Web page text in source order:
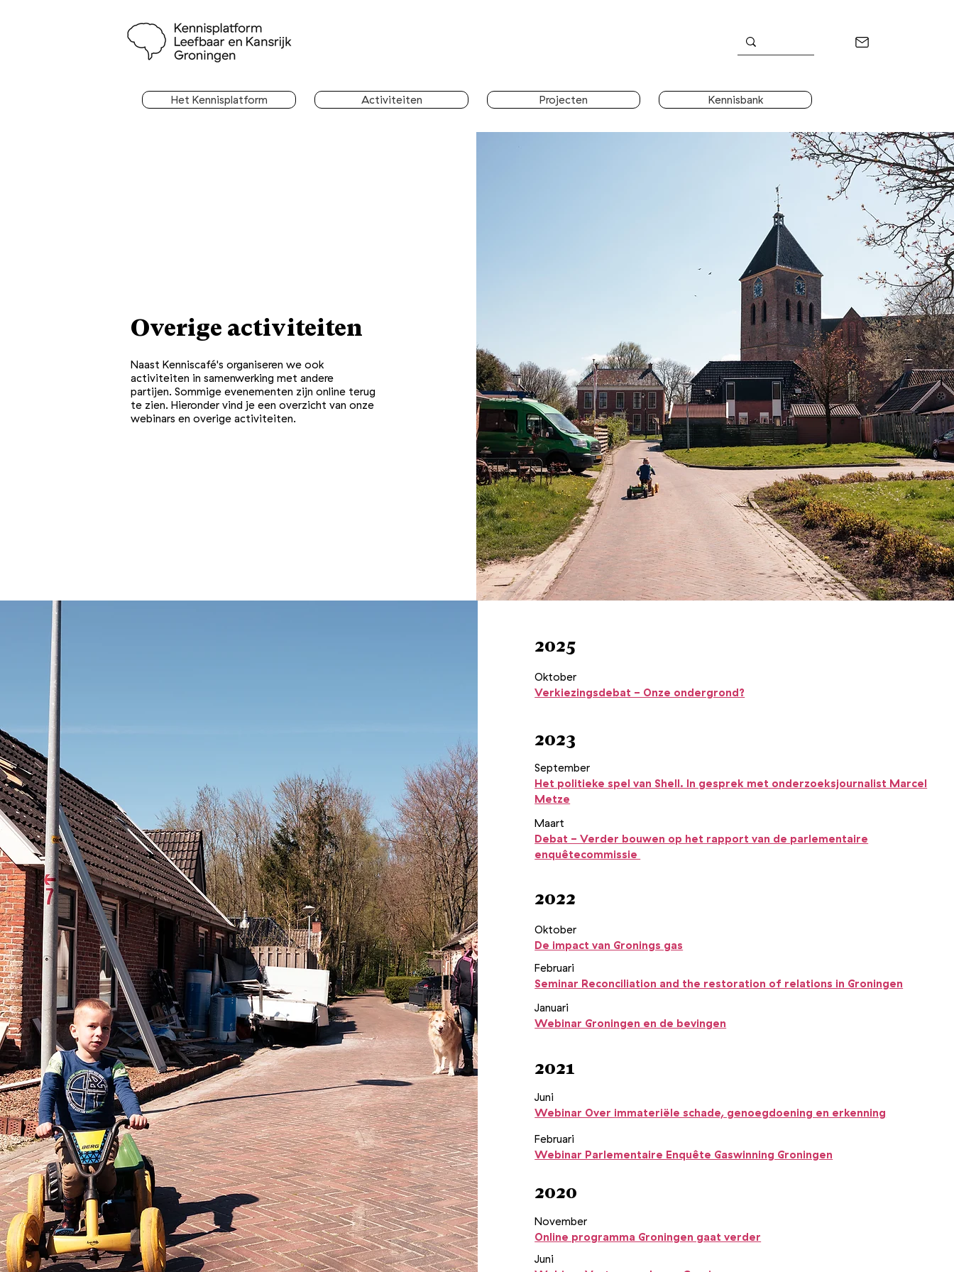
Het Kennisplatform Activiteiten Projecten Kennisbank
Overige activiteiten
Naast Kenniscafé's organiseren we ook
activiteiten in samenwerking met andere
partijen. Sommige evenementen zijn online terug
te zien. Hieronder vind je een overzicht van onze
webinars en overige activiteiten.
2025
Oktober
Verkiezingsdebat - Onze ondergrond?
2023
September
Het politieke spel van Shell. In gesprek met onderzoeksjournalist Marcel
Metze
Maart
Debat - Verder bouwen op het rapport van de parlementaire
enquêtecommissie
2022
Oktober
De impact van Gronings gas
Februari
Seminar Reconciliation and the restoration of relations in Groningen
Januari
Webinar Groningen en de bevingen
2021
Juni
Webinar Over immateriële schade, genoegdoening en erkenning
Februari
Webinar Parlementaire Enquête Gaswinning Groningen
2020
November
Online programma Groningen gaat verder
Juni